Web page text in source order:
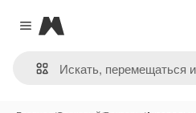
Close menu
Magnific